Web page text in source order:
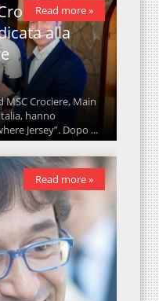
alla
MSC Crociere, Main
hanno
Jersey”. Dopo ...
Read more »
Read more »